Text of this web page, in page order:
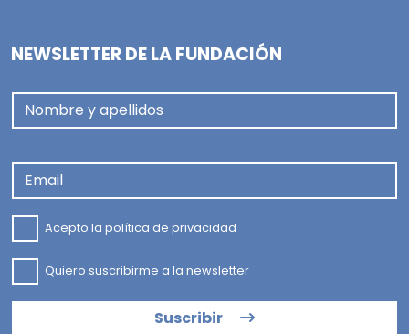
NEWSLETTER DE LA FUNDACIÓN
Nombre y apellidos
Email
Acepto la política de privacidad
Quiero suscribirme a la newsletter
Suscribir